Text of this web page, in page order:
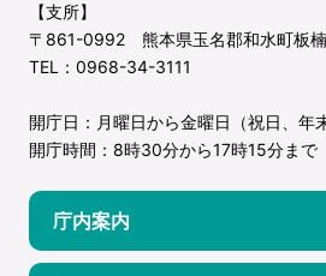
【支所】
〒861-0992 熊本県玉名郡和水町板
TEL：0968-34-3111
開庁日：月曜日から金曜日（祝日、年
開庁時間：8時30分から17時15分まで
庁内案内